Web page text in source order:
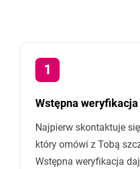
Wstępna weryfikacja
Najpierw skontaktuje
który omówi z Tobą
Wstępna weryfikacja